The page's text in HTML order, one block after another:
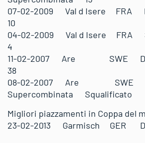
07-02-2009 Val d Isere
10
04-02-2009 Val d Isere
4
11-02-2007 Are
38
08-02-2007 Are SWE
Supercombinata Squalificato
Migliori piazzamenti in Coppa del
23-02-2013 Garmisch